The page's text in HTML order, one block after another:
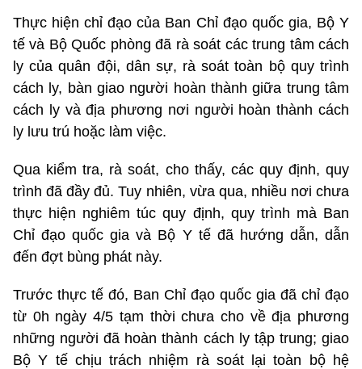
Thực hiện chỉ đạo của Ban Chỉ đạo quốc gia, Bộ Y
tế và Bộ Quốc phòng đã rà soát các trung tâm cách
ly của quân đội, dân sự, rà soát toàn bộ quy trình
cách ly, bàn giao người hoàn thành giữa trung tâm
cách ly và địa phương nơi người hoàn thành cách
ly lưu trú hoặc làm việc.
Qua kiểm tra, rà soát, cho thấy, các quy định, quy
trình đã đầy đủ. Tuy nhiên, vừa qua, nhiều nơi chưa
thực hiện nghiêm túc quy định, quy trình mà Ban
Chỉ đạo quốc gia và Bộ Y tế đã hướng dẫn, dẫn
đến đợt bùng phát này.
Trước thực tế đó, Ban Chỉ đạo quốc gia đã chỉ đạo
từ 0h ngày 4/5 tạm thời chưa cho về địa phương
những người đã hoàn thành cách ly tập trung; giao
Bộ Y tế chịu trách nhiệm rà soát lại toàn bộ hệ